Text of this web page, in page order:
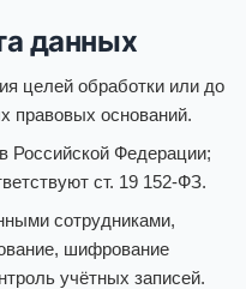
данных
целей обработки или до
правовых оснований.
Российской Федерации;
ст. 19 152-ФЗ.
сотрудниками,
шифрование
учётных записей.